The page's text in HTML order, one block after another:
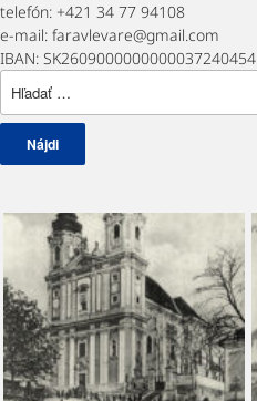
telefón: +421 34 77 94108
e-mail: faravlevare@gmail.com
IBAN: SK2609000000000037240454